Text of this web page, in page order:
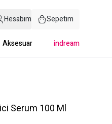
Hesabım Sepetim
Aksesuar indream
Serum 100 Ml